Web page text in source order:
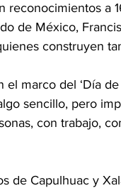
a
de México,
construyen
marco del ‘Día de
sencillo, pero
con trabajo,
de Capulhuac y